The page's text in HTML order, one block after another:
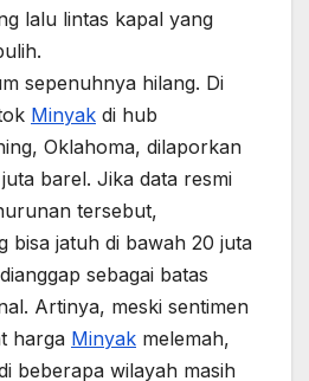
lalu lintas kapal yang
sepenuhnya hilang. Di
Minyak di hub
Oklahoma, dilaporkan
barel. Jika data resmi
tersebut,
bisa jatuh di bawah 20 juta
sebagai batas
Artinya, meski sentimen
harga Minyak melemah,
beberapa wilayah masih